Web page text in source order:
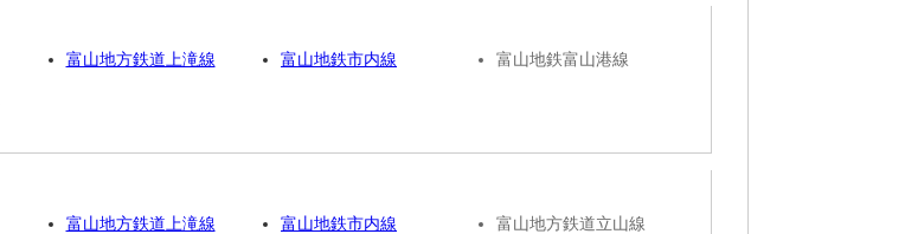
富山地方鉄道上滝線 富山地鉄市内線 富山地鉄富山港線
富山地方鉄道上滝線 富山地鉄市内線 富山地方鉄道立山線